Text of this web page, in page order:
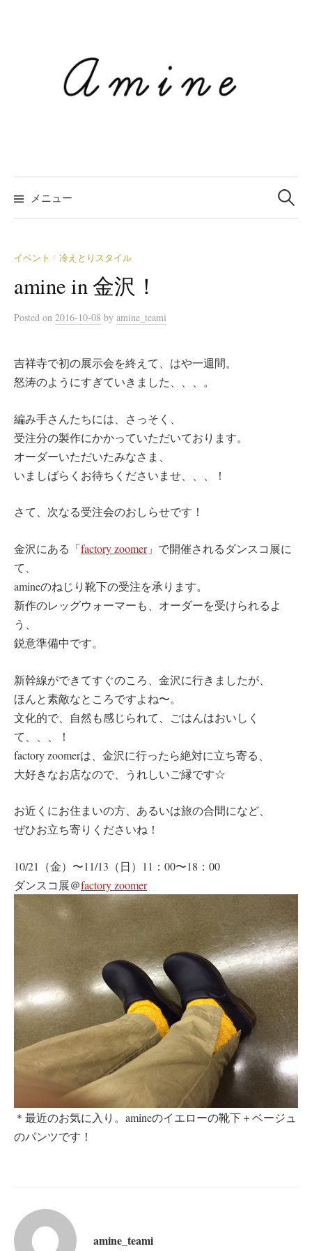
プ
メニュー 検
イベント / 冷えとりスタイル
amine in 金沢！
Posted on 2016-10-08 by amine_teami
吉祥寺で初の展示会を終えて、はや一週間。
怒涛のようにすぎていきました、、、。
編み手さんたちには、さっそく、
受注分の製作にかかっていただいております。
オーダーいただいたみなさま、
いましばらくお待ちくださいませ、、、！
さて、次なる受注会のおしらせです！
金沢にある「factory zoomer」で開催されるダンスコ展に
て、
amineのねじり靴下の受注を承ります。
新作のレッグウォーマーも、オーダーを受けられるよ
う、
鋭意準備中です。
新幹線ができてすぐのころ、金沢に行きましたが、
ほんと素敵なところですよね〜。
文化的で、自然も感じられて、ごはんはおいしく
て、、、！
factory zoomerは、金沢に行ったら絶対に立ち寄る、
大好きなお店なので、うれしいご縁です☆
お近くにお住まいの方、あるいは旅の合間になど、
ぜひお立ち寄りくださいね！
10/21（金）〜11/13（日）11：00〜18：00
ダンスコ展＠factory zoomer
＊最近のお気に入り。amineのイエローの靴下＋ベージュ
のパンツです！
amine_teami